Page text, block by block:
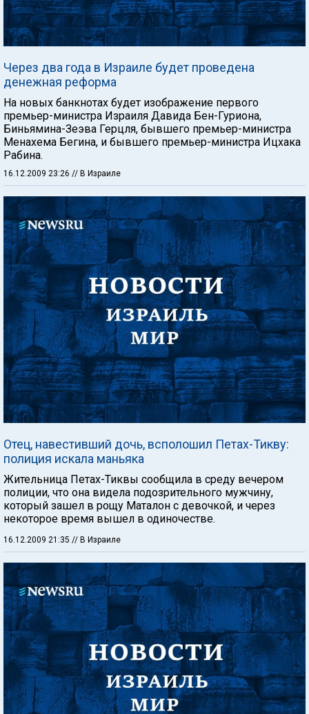
Через два года в Израиле будет проведена
денежная реформа
На новых банкнотах будет изображение первого
премьер-министра Израиля Давида Бен-Гуриона,
Биньямина-Зеэва Герцля, бывшего премьер-министра
Менахема Бегина, и бывшего премьер-министра Ицхака
Рабина.
16.12.2009 23:26 // В Израиле
Отец, навестивший дочь, всполошил Петах-Тикву:
полиция искала маньяка
Жительница Петах-Тиквы сообщила в среду вечером
полиции, что она видела подозрительного мужчину,
который зашел в рощу Маталон с девочкой, и через
некоторое время вышел в одиночестве.
16.12.2009 21:35 // В Израиле